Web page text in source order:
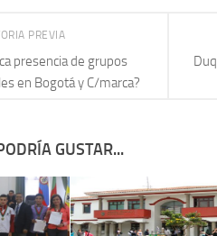
PREVIA
presencia de grupos
en Bogotá y C/marca?
GUSTAR...